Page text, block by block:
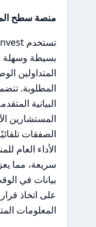
منصة سطح
بسيطة وسهلة
المتداولين
المطلوبة.
البيانية
الصفقات
الأداء العام
سريعة، مما
بيانات في
على اتخاذ
المعلومات